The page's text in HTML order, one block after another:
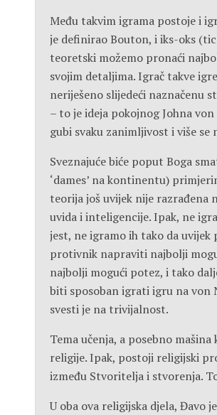
Među takvim igrama postoje i
je definirao Bouton, i iks-oks
teoretski možemo pronaći
svojim detaljima. Igrač takve
neriješeno slijedeći naznačenu
– to je ideja pokojnog Johna
gubi svaku zanimljivost i više
Sveznajuće biće poput Boga
‘dames’ na kontinentu)
teorija još uvijek nije razrađena
uvida i inteligencije. Ipak, ne
jest, ne igramo ih tako da
protivnik napraviti najbolji
najbolji mogući potez, i tako
biti sposoban igrati igru na von
svesti je na trivijalnost.
Tema učenja, a posebno
religije. Ipak, postoji religijski
između Stvoritelja i stvorenja.
U oba ova religijska djela, Đavo